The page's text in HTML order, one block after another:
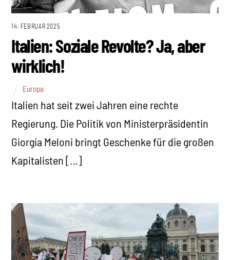
14. FEBRUAR 2025
Italien: Soziale Revolte? Ja, aber
wirklich!
Europa
Italien hat seit zwei Jahren eine rechte
Regierung. Die Politik von Ministerpräsidentin
Giorgia Meloni bringt Geschenke für die großen
Kapitalisten […]